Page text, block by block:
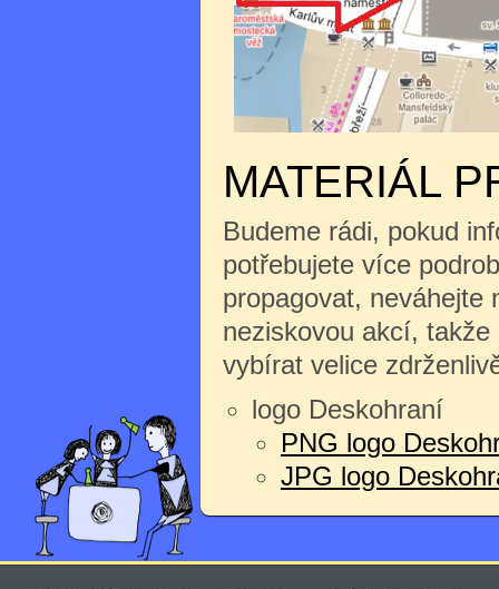
MATERIÁL
Budeme rádi, pokud
potřebujete více
propagovat, neváhejte
neziskovou akcí,
vybírat velice
logo Deskohraní
PNG logo
JPG logo